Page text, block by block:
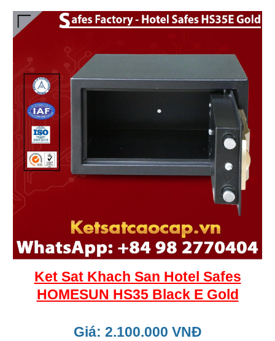
Ket Sat Khach San Hotel Safes
HOMESUN HS35 Black E Gold
Giá: 2.100.000 VNĐ